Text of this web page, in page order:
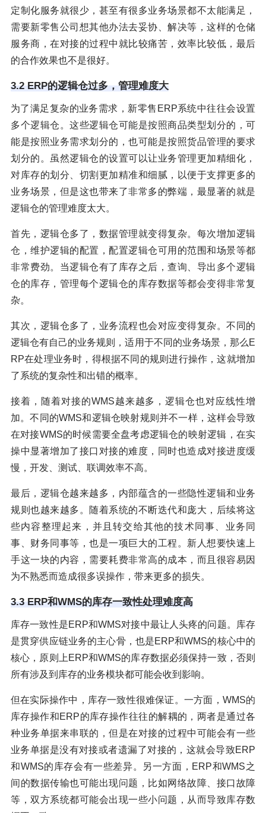
定制化服务就很少，甚至有很多业务场景都不太能满足，
需要新零售公司想其他办法去妥协、解决等，这样的仓储
服务商，在对接的过程中就比较痛苦，效率比较低，最后
的合作效果也不是很好。
3.2 ERP的逻辑仓过多，管理难度大
为了满足复杂的业务需求，新零售ERP系统中往往会设置
多个逻辑仓。这些逻辑仓可能是按照商品类型划分的，可
能是按照业务需求划分的，也可能是按照货品管理的要求
划分的。虽然逻辑仓的设置可以让业务管理更加精细化，
对库存的划分、切割更加精准和细腻，以便于支撑更多的
业务场景，但是这也带来了非常多的弊端，最显著的就是
逻辑仓的管理难度太大。
首先，逻辑仓多了，数据管理就变得复杂。每次增加逻辑
仓，维护逻辑的配置，配置逻辑仓可用的范围和场景等都
非常费劲。当逻辑仓有了库存之后，查询、导出多个逻辑
仓的库存，管理每个逻辑仓的库存数据等都会变得非常复
杂。
其次，逻辑仓多了，业务流程也会对应变得复杂。不同的
逻辑仓有自己的业务规则，适用于不同的业务场景，那么E
RP在处理业务时，得根据不同的规则进行操作，这就增加
了系统的复杂性和出错的概率。
接着，随着对接的WMS越来越多，逻辑仓也对应线性增
加。不同的WMS和逻辑仓映射规则并不一样，这样会导致
在对接WMS的时候需要全盘考虑逻辑仓的映射逻辑，在实
操中显著增加了接口对接的难度，同时也造成对接进度缓
慢，开发、测试、联调效率不高。
最后，逻辑仓越来越多，内部蕴含的一些隐性逻辑和业务
规则也越来越多。随着系统的不断迭代和庞大，后续将这
些内容整理起来，并且转交给其他的技术同事、业务同
事、财务同事等，也是一项巨大的工程。新人想要快速上
手这一块的内容，需要耗费非常高的成本，而且很容易因
为不熟悉而造成很多误操作，带来更多的损失。
3.3 ERP和WMS的库存一致性处理难度高
库存一致性是ERP和WMS对接中最让人头疼的问题。库存
是贯穿供应链业务的主心骨，也是ERP和WMS的核心中的
核心，原则上ERP和WMS的库存数据必须保持一致，否则
所有涉及到库存的业务模块都可能会收到影响。
但在实际操作中，库存一致性很难保证。一方面，WMS的
库存操作和ERP的库存操作往往的解耦的，两者是通过各
种业务单据来串联的，但是在对接的过程中可能会有一些
业务单据是没有对接或者遗漏了对接的，这就会导致ERP
和WMS的库存会有一些差异。另一方面，ERP和WMS之
间的数据传输也可能出现问题，比如网络故障、接口故障
等，双方系统都可能会出现一些小问题，从而导致库存数